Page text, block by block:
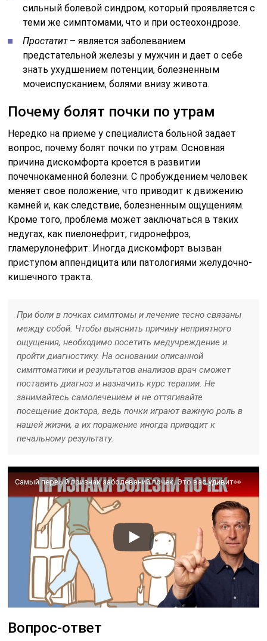
сильный болевой синдром, который проявляется с
теми же симптомами, что и при остеохондрозе.
Простатит– является заболеванием
предстательной железы у мужчин и дает о себе
знать ухудшением потенции, болезненным
мочеиспусканием, болями внизу живота.
Почему болят почки по утрам
Нередко на приеме у специалиста больной задает
вопрос, почему болят почки по утрам. Основная
причина дискомфорта кроется в развитии
почечнокаменной болезни. С пробуждением человек
меняет свое положение, что приводит к движению
камней и, как следствие, болезненным ощущениям.
Кроме того, проблема может заключаться в таких
недугах, как пиелонефрит, гидронефроз,
гламерулонефрит. Иногда дискомфорт вызван
приступом аппендицита или патологиями желудочно-
кишечного тракта.
При боли в почках симптомы и лечение тесно связаны
между собой. Чтобы выяснить причину неприятного
ощущения, необходимо посетить медучреждение и
пройти диагностику. На основании описанной
симптоматики и результатов анализов врач сможет
поставить диагноз и назначить курс терапии. Не
занимайтесь самолечением и не оттягивайте
посещение доктора, ведь почки играют важную роль в
нашей жизни, а их поражение иногда приводит к
печальному результату.
Самый первый признак заболеваний почек. Это вас удивит👀
Вопрос-ответ